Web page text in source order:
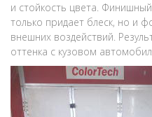
и стойкость цвета.
только придает блеск, но и
внешних воздействий.
оттенка с кузовом